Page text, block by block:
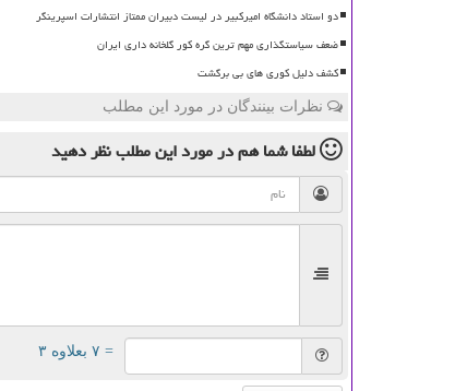
دو استاد دانشگاه امیرکبیر در لیست دبیران ممتاز انتشارات اسپرینگر
ضعف سیاستگذاری مهم ترین گره کور گلخانه داری ایران
کشف دلیل کوری های بی برگشت
نظرات بینندگان در مورد این مطلب
لطفا شما همدر مورد این مطلبنظر دهید
= ۷ بعلاوه ۳